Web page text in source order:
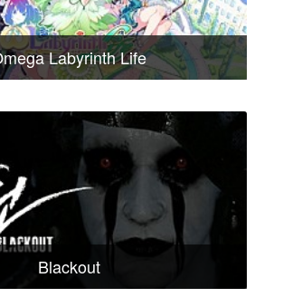
Labyrinth Life
Blackout